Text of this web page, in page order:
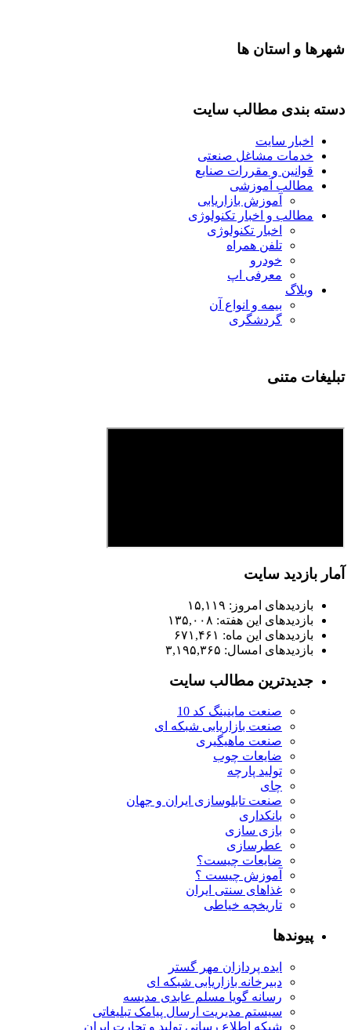
شهرها و استان ها
دسته بندی مطالب سایت
اخبار سایت
خدمات مشاغل صنعتی
قوانین و مقررات صنایع
مطالب آموزشی
آموزش بازاریابی
مطالب و اخبار تکنولوژی
اخبار تکنولوژی
تلفن همراه
خودرو
معرفی اپ
وبلاگ
بیمه و انواع آن
گردشگری
تبلیغات متنی
آمار بازدید سایت
بازدیدهای امروز: ۱۵,۱۱۹
بازدیدهای این هفته: ۱۳۵,۰۰۸
بازدیدهای این ماه: ۶۷۱,۴۶۱
بازدیدهای امسال: ۳,۱۹۵,۳۶۵
جدیدترین مطالب سایت
صنعت ماینینگ کد 10
صنعت بازاریابی شبکه ای
صنعت ماهیگیری
ضایعات چوب
تولید پارچه
چای
صنعت تابلوسازی ایران و جهان
بانکداری
بازی سازی
عطرسازی
ضایعات چیست؟
آموزش چیست ؟
غذاهای سنتی ایران
تاریخچه خیاطی
پیوندها
ایده پردازان مهر گستر
دبیرخانه بازاریابی شبکه ای
رسانه گویا مسلم عابدی مدیسه
سیستم مدیریت ارسال پیامک تبلیغاتی
شبکه اطلاع رسانی تولید و تجارت ایران